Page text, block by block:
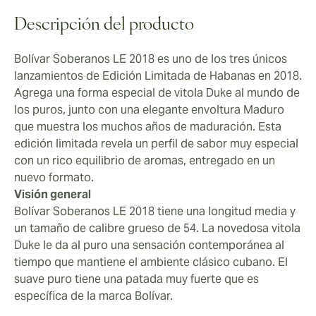
Descripción del producto
Bolívar Soberanos LE 2018 es uno de los tres únicos
lanzamientos de Edición Limitada de Habanas en 2018.
Agrega una forma especial de vitola Duke al mundo de
los puros, junto con una elegante envoltura Maduro
que muestra los muchos años de maduración. Esta
edición limitada revela un perfil de sabor muy especial
con un rico equilibrio de aromas, entregado en un
nuevo formato.
Visión general
Bolívar Soberanos LE 2018 tiene una longitud media y
un tamaño de calibre grueso de 54. La novedosa vitola
Duke le da al puro una sensación contemporánea al
tiempo que mantiene el ambiente clásico cubano. El
suave puro tiene una patada muy fuerte que es
específica de la marca Bolívar.